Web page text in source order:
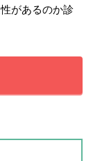
があるのか診